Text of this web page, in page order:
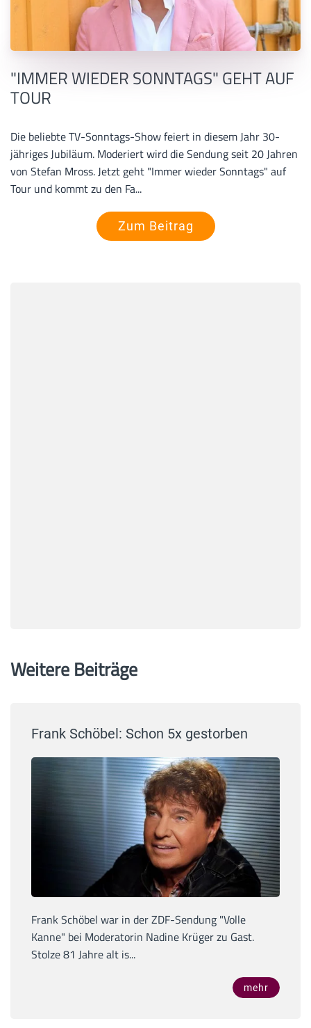
"IMMER WIEDER SONNTAGS" GEHT AUF
TOUR
Die beliebte TV-Sonntags-Show feiert in diesem Jahr 30-
jähriges Jubiläum. Moderiert wird die Sendung seit 20 Jahren
von Stefan Mross. Jetzt geht "Immer wieder Sonntags" auf
Tour und kommt zu den Fa...
Zum Beitrag
Weitere Beiträge
Frank Schöbel: Schon 5x gestorben
Frank Schöbel war in der ZDF-Sendung "Volle
Kanne" bei Moderatorin Nadine Krüger zu Gast.
Stolze 81 Jahre alt is...
mehr